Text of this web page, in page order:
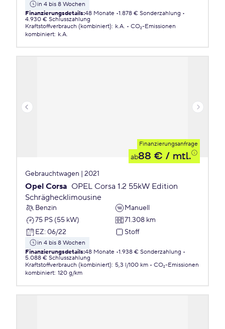
in 4 bis 8 Wochen
Finanzierungsdetails:48 Monate 1.878 € Sonderzahlung
4.930 € Schlusszahlung
Kraftstoffverbrauch (kombiniert): k.A.
CO₂-Emissionen
kombiniert: k.A.
Finanzierungsanfrage
ab88 € / mtl.
Gebrauchtwagen | 2021
Opel Corsa OPEL Corsa 1.2 55kW Edition
Schräghecklimousine
Benzin
Manuell
75 PS (55 kW)
71.308 km
EZ: 06/22 Stoff
in 4 bis 8 Wochen
Finanzierungsdetails:48 Monate 1.938 € Sonderzahlung
5.088 € Schlusszahlung
Kraftstoffverbrauch (kombiniert): 5,3 l/100 km
CO₂-Emissionen
kombiniert: 120 g/km